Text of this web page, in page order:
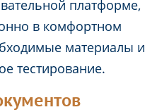
платформе,
в комфортном
материалы и
тестирование.